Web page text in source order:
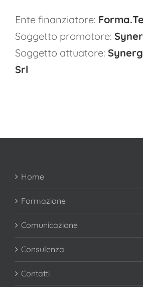
Ente finanziatore:
Soggetto promotore:
Soggetto attuatore:
Srl
Home
Formazione
Comunicazione
Consulenza
Contatti